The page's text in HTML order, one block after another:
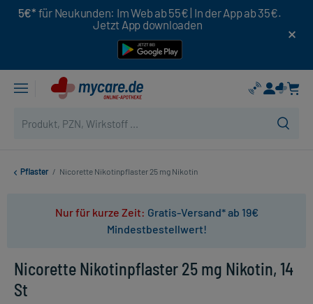
5€* für Neukunden: Im Web ab 55€ | In der App ab 35€.
Jetzt App downloaden
Pflaster / Nicorette Nikotinpflaster 25 mg Nikotin
Nur für kurze Zeit: Gratis-Versand* ab 19€
Mindestbestellwert!
Nicorette Nikotinpflaster 25 mg Nikotin, 14
St